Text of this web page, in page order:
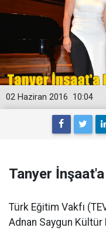
10:04
02 Haziran 2016
Tanyer
Türk Eğitim Vakfı
Adnan Saygun Kültür